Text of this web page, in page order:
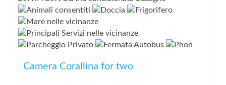
Camera Corallina for two